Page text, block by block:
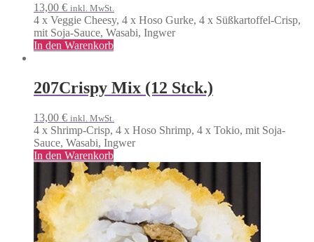
13,00 € inkl. MwSt.
4 x Veggie Cheesy, 4 x Hoso Gurke, 4 x Süßkartoffel-Crisp,
mit Soja-Sauce, Wasabi, Ingwer
In den Warenkorb
207Crispy Mix (12 Stck.)
13,00 € inkl. MwSt.
4 x Shrimp-Crisp, 4 x Hoso Shrimp, 4 x Tokio, mit Soja-
Sauce, Wasabi, Ingwer
In den Warenkorb